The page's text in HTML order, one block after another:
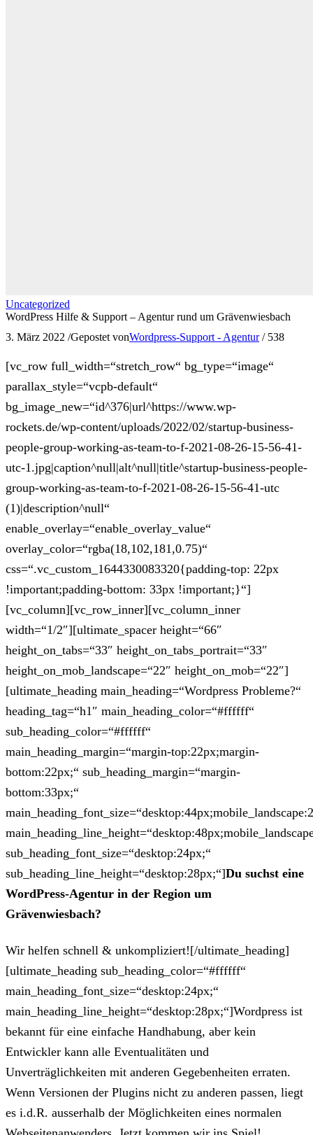
Uncategorized
WordPress Hilfe & Support – Agentur rund um Grävenwiesbach
3. März 2022 /Gepostet vonWordpress-Support - Agentur / 538
[vc_row full_width=“stretch_row“ bg_type=“image“
parallax_style=“vcpb-default“
bg_image_new=“id^376|url^https://www.wp-
rockets.de/wp-content/uploads/2022/02/startup-business-
people-group-working-as-team-to-f-2021-08-26-15-56-41-
utc-1.jpg|caption^null|alt^null|title^startup-business-people-
group-working-as-team-to-f-2021-08-26-15-56-41-utc
(1)|description^null“
enable_overlay=“enable_overlay_value“
overlay_color=“rgba(18,102,181,0.75)“
css=“.vc_custom_1644330083320{padding-top: 22px
!important;padding-bottom: 33px !important;}“]
[vc_column][vc_row_inner][vc_column_inner
width=“1/2″][ultimate_spacer height=“66″
height_on_tabs=“33″ height_on_tabs_portrait=“33″
height_on_mob_landscape=“22″ height_on_mob=“22″]
[ultimate_heading main_heading=“Wordpress Probleme?“
heading_tag=“h1″ main_heading_color=“#ffffff“
sub_heading_color=“#ffffff“
main_heading_margin=“margin-top:22px;margin-
bottom:22px;“ sub_heading_margin=“margin-
bottom:33px;“
sub_heading_font_size=“desktop:24px;“
sub_heading_line_height=“desktop:28px;“]Du suchst eine
WordPress-Agentur in der Region um
Grävenwiesbach?
Wir helfen schnell & unkompliziert![/ultimate_heading]
[ultimate_heading sub_heading_color=“#ffffff“
main_heading_font_size=“desktop:24px;“
main_heading_line_height=“desktop:28px;“]Wordpress ist
bekannt für eine einfache Handhabung, aber kein
Entwickler kann alle Eventualitäten und
Unverträglichkeiten mit anderen Gegebenheiten erraten.
Wenn Versionen der Plugins nicht zu anderen passen, liegt
es i.d.R. ausserhalb der Möglichkeiten eines normalen